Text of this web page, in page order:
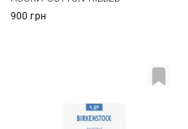
900 грн